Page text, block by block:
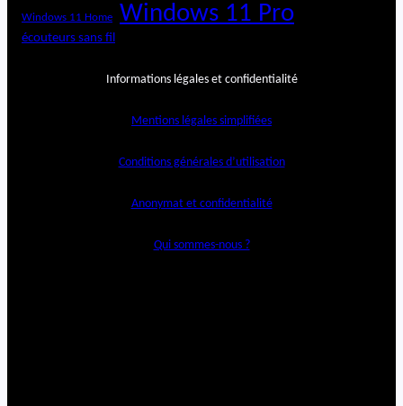
Windows 11 Home Windows 11 Pro
écouteurs sans fil
Informations légales et confidentialité
Mentions légales simplifiées
Conditions générales d’utilisation
Anonymat et confidentialité
Qui sommes-nous ?